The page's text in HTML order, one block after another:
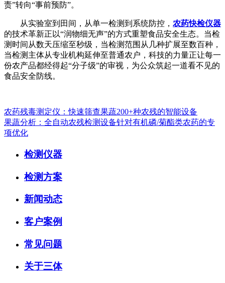
责”转向“事前预防”。
从实验室到田间，从单一检测到系统防控， 农药快检仪器
的技术革新正以“润物细无声”的方式重塑食品安全生态。当检
测时间从数天压缩至秒级，当检测范围从几种扩展至数百种，
当检测主体从专业机构延伸至普通农户，科技的力量正让每一
份农产品都经得起“分子级”的审视，为公众筑起一道看不见的
食品安全防线。
农药残毒测定仪：快速筛查果蔬200+种农残的智能设备
果蔬分析：全自动农残检测设备针对有机磷/菊酯类农药的专
项优化
检测仪器
检测方案
新闻动态
客户案例
常见问题
关于三体